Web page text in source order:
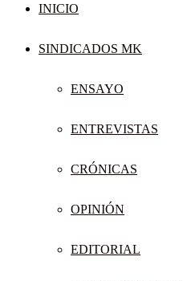
INICIO
SINDICADOS MK
ENSAYO
ENTREVISTAS
CRÓNICAS
OPINIÓN
EDITORIAL